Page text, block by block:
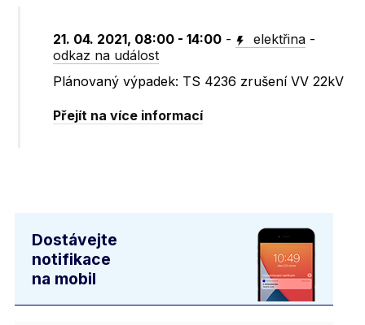
21. 04. 2021, 08:00 - 14:00 - elektřina -
odkaz na událost
Plánovaný výpadek: TS 4236 zrušení VV 22kV
Přejít na více informací
Dostávejte
notifikace
na mobil